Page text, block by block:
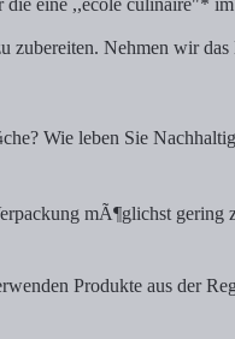
die eine ,,ecole culinaire"*
Nehmen wir
Wie leben Sie
mÃ¶glichst gering
Produkte aus der